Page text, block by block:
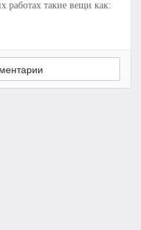
работах такие вещи как: